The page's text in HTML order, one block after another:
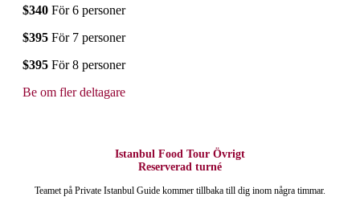
$340 För 6 personer
$395 För 7 personer
$395 För 8 personer
Be om fler deltagare
Istanbul Food Tour Övrigt
Reserverad turné
Teamet på Private Istanbul Guide kommer tillbaka till dig inom några timmar.